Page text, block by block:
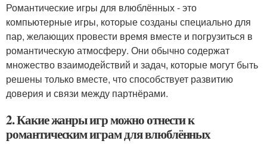
Романтические игры для влюблённых - это
компьютерные игры, которые созданы специально для
пар, желающих провести время вместе и погрузиться в
романтическую атмосферу. Они обычно содержат
множество взаимодействий и задач, которые могут быть
решены только вместе, что способствует развитию
доверия и связи между партнёрами.
2. Какие жанры игр можно отнести к
романтическим играм для влюблённых